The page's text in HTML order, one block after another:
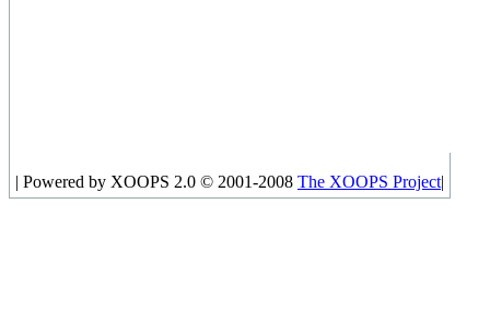
| Powered by XOOPS 2.0 © 2001-2008 The XOOPS Project|